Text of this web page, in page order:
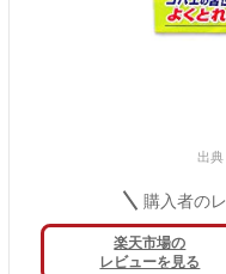
出典
購入者の
楽天市場の
レビューを見る